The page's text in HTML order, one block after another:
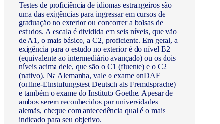
Testes de proficiência de idiomas estrangeiros são
uma das exigências para ingressar em cursos de
graduação no exterior ou concorrer a bolsas de
estudos. A escala é dividida em seis níveis, que vão
de A1, o mais básico, a C2, proficiente. Em geral, a
exigência para o estudo no exterior é do nível B2
(equivalente ao intermediário avançado) ou os dois
níveis acima dele, que são o C1 (fluente) e o C2
(nativo). Na Alemanha, vale o exame onDAF
(online-Einstufungstest Deutsch als Fremdsprache)
e também o exame do Instituto Goethe. Apesar de
ambos serem reconhecidos por universidades
alemãs, cheque com antecedência qual é o mais
indicado para seu objetivo.